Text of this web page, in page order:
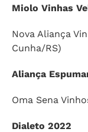
Miolo Vinhas
Nova Aliança
Cunha/RS)
Aliança
Oma Sena
Dialeto 2022